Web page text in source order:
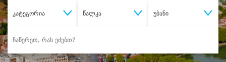
კატეგორია წალკა უბანი